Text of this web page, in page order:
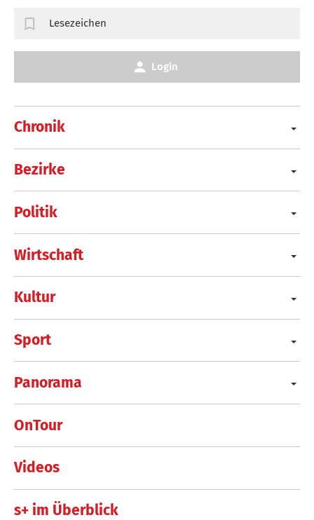
Chronik
Bezirke
Politik
Wirtschaft
Kultur
Sport
Panorama
OnTour
Videos
s+ im Überblick
Lesezeichen
Login